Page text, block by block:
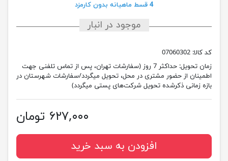
4 قسط ماهیانه بدون کارمزد
موجود در انبار
کد کالا: 07060302
زمان تحویل:
حداکثر 7 روز (سفارشات تهران، پس از تماس تلفنی جهت
اطمینان از حضور مشتری در محل، تحویل میگردد/سفارشات شهرستان در
بازه زمانی ذکرشده تحویل شرکت‌های پستی میگردد)
۶۲۷,۰۰۰ تومان
افزودن به سبد خرید